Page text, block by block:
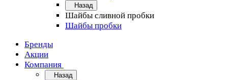
Назад
Шайбы сливной пробки
Шайбы пробки
Бренды
Акции
Компания
Назад